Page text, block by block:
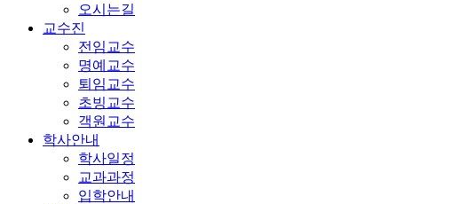
오시는길
교수진
전임교수
명예교수
퇴임교수
초빙교수
객원교수
학사안내
학사일정
교과과정
입학안내